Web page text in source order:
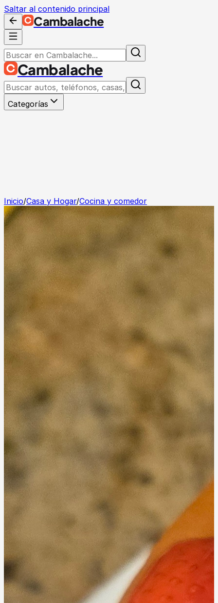
Saltar al contenido principal
Cambalache
Cambalache
Categorías
Inicio/Casa y Hogar/Cocina y comedor